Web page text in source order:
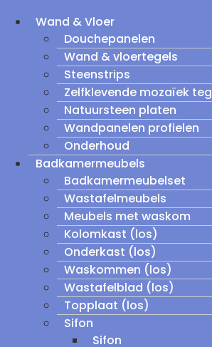
Wand & Vloer
Douchepanelen
Wand & vloertegels
Steenstrips
Zelfklevende mozaïek
Natuursteen platen
Wandpanelen profielen
Onderhoud
Badkamermeubels
Badkamermeubelset
Wastafelmeubels
Meubels met waskom
Kolomkast (los)
Onderkast (los)
Waskommen (los)
Wastafelblad (los)
Topplaat (los)
Sifon
Sifon